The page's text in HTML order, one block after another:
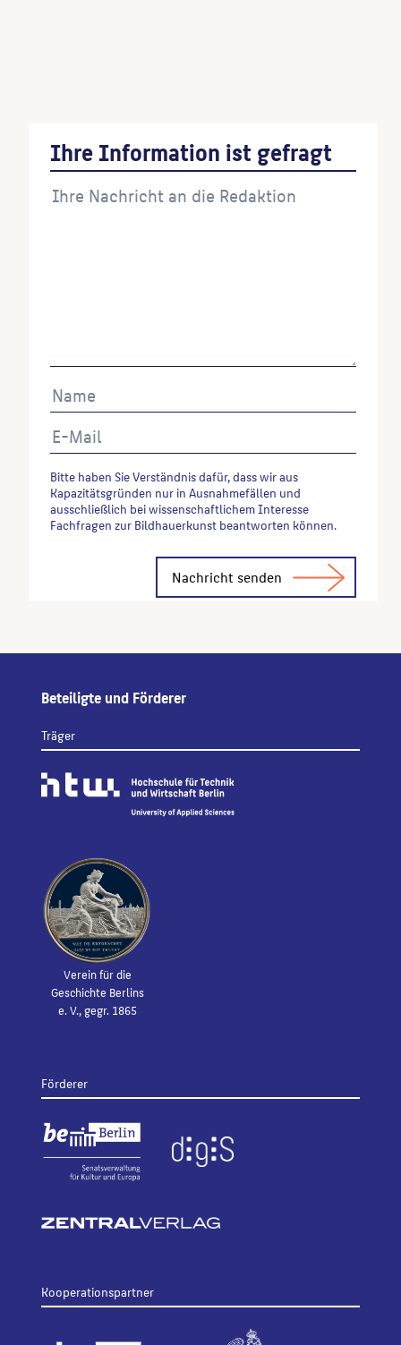
Begleitheft, Berlin, 1988, S. 42.
Endlich, Stefanie: Skulpturen und Denkmäler in
Berlin, Berlin, 1990, S. 73.
Ihre Information ist gefragt
Bitte haben Sie Verständnis dafür, dass wir aus
Kapazitätsgründen nur in Ausnahmefällen und
ausschließlich bei wissenschaftlichem Interesse
Fachfragen zur Bildhauerkunst beantworten können.
Beteiligte und Förderer
Träger
Verein für die
Geschichte Berlins
e. V., gegr. 1865
Förderer
Kooperationspartner